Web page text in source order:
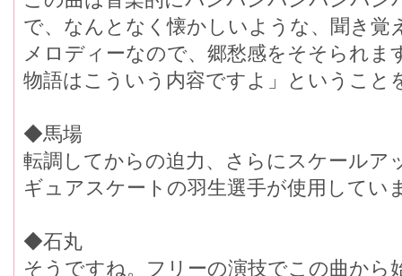
で、なんとなく懐かしいような、聞き覚
メロディーなので、郷愁感をそそられま
物語はこういう内容ですよ」ということ
◆馬場
転調してからの迫力、さらにスケールア
ギュアスケートの羽生選手が使用してい
◆石丸
そうですね。フリーの演技でこの曲から